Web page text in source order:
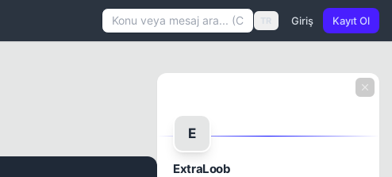
TR Giriş Kayıt Ol
E
ExtraLoob